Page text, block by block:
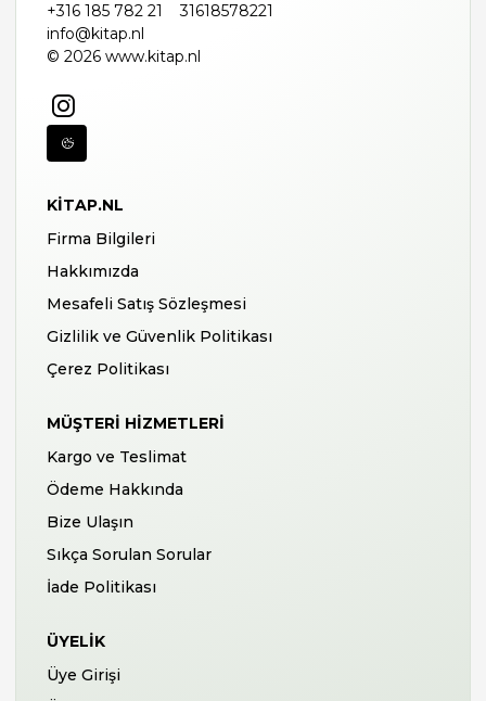
+316 185 782 21
31618578221
info@kitap.nl
© 2026 www.kitap.nl
KITAP.NL
Firma Bilgileri
Hakkımızda
Mesafeli Satış Sözleşmesi
Gizlilik ve Güvenlik Politikası
Çerez Politikası
MÜŞTERI HIZMETLERI
Kargo ve Teslimat
Ödeme Hakkında
Bize Ulaşın
Sıkça Sorulan Sorular
İade Politikası
ÜYELIK
Üye Girişi